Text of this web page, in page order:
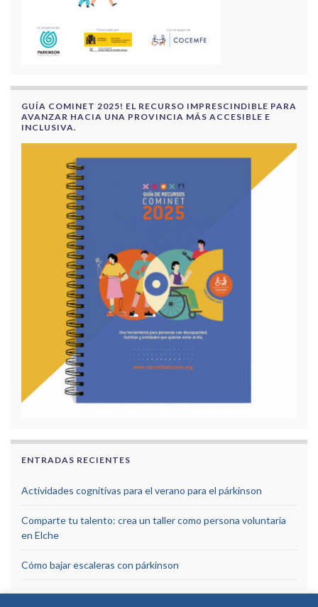
GUÍA COMINET 2025! EL RECURSO IMPRESCINDIBLE PARA
AVANZAR HACIA UNA PROVINCIA MÁS ACCESIBLE E
INCLUSIVA.
ENTRADAS RECIENTES
Actividades cognitivas para el verano para el párkinson
Comparte tu talento: crea un taller como persona voluntaria
en Elche
Cómo bajar escaleras con párkinson